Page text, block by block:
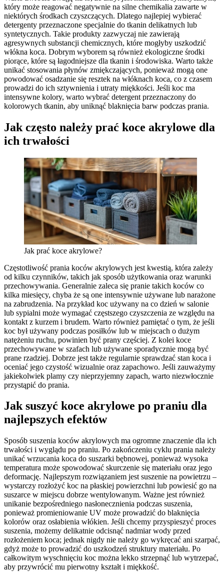
który może reagować negatywnie na silne chemikalia zawarte w
niektórych środkach czyszczących. Dlatego najlepiej wybierać
detergenty przeznaczone specjalnie do tkanin delikatnych lub
syntetycznych. Takie produkty zazwyczaj nie zawierają
agresywnych substancji chemicznych, które mogłyby uszkodzić
włókna koca. Dobrym wyborem są również ekologiczne środki
piorące, które są łagodniejsze dla tkanin i środowiska. Warto także
unikać stosowania płynów zmiękczających, ponieważ mogą one
powodować osadzanie się resztek na włóknach koca, co z czasem
prowadzi do ich sztywnienia i utraty miękkości. Jeśli koc ma
intensywne kolory, warto wybrać detergent przeznaczony do
kolorowych tkanin, aby uniknąć blaknięcia barw podczas prania.
Jak często należy prać koce akrylowe dla
ich trwałości
Jak prać koce akrylowe?
Częstotliwość prania koców akrylowych jest kwestią, która zależy
od kilku czynników, takich jak sposób użytkowania oraz warunki
przechowywania. Generalnie zaleca się pranie takich koców co
kilka miesięcy, chyba że są one intensywnie używane lub narażone
na zabrudzenia. Na przykład koc używany na co dzień w salonie
lub sypialni może wymagać częstszego czyszczenia ze względu na
kontakt z kurzem i brudem. Warto również pamiętać o tym, że jeśli
koc był używany podczas posiłków lub w miejscach o dużym
natężeniu ruchu, powinien być prany częściej. Z kolei koce
przechowywane w szafach lub używane sporadycznie mogą być
prane rzadziej. Dobrze jest także regularnie sprawdzać stan koca i
oceniać jego czystość wizualnie oraz zapachowo. Jeśli zauważymy
jakiekolwiek plamy czy nieprzyjemny zapach, warto niezwłocznie
przystąpić do prania.
Jak suszyć koce akrylowe po praniu dla
najlepszych efektów
Sposób suszenia koców akrylowych ma ogromne znaczenie dla ich
trwałości i wyglądu po praniu. Po zakończeniu cyklu prania należy
unikać wrzucania koca do suszarki bębnowej, ponieważ wysoka
temperatura może spowodować skurczenie się materiału oraz jego
deformację. Najlepszym rozwiązaniem jest suszenie na powietrzu –
wystarczy rozłożyć koc na płaskiej powierzchni lub powiesić go na
suszarce w miejscu dobrze wentylowanym. Ważne jest również
unikanie bezpośredniego nasłonecznienia podczas suszenia,
ponieważ promieniowanie UV może prowadzić do blaknięcia
kolorów oraz osłabienia włókien. Jeśli chcemy przyspieszyć proces
suszenia, możemy delikatnie odcisnąć nadmiar wody przed
rozłożeniem koca; jednak nigdy nie należy go wykręcać ani szarpać,
gdyż może to prowadzić do uszkodzeń struktury materiału. Po
całkowitym wyschnięciu koc można lekko strzepnąć lub wytrzepać,
aby przywrócić mu pierwotny kształt i miękkość.